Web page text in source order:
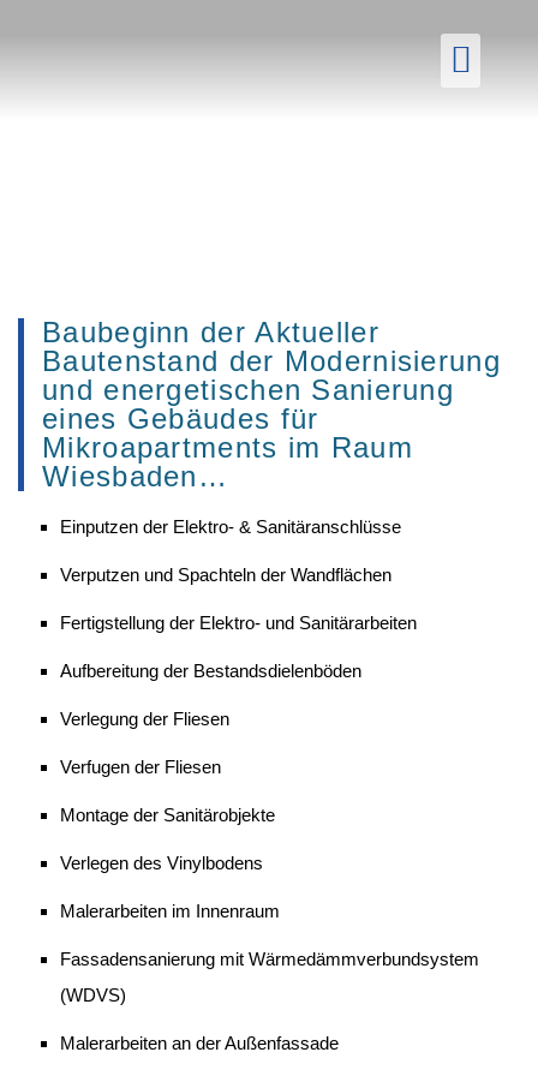
Baubeginn der Aktueller
Bautenstand der Modernisierung
und energetischen Sanierung
eines Gebäudes für
Mikroapartments im Raum
Wiesbaden…
Einputzen der Elektro- & Sanitäranschlüsse
Verputzen und Spachteln der Wandflächen
Fertigstellung der Elektro- und Sanitärarbeiten
Aufbereitung der Bestandsdielenböden
Verlegung der Fliesen
Verfugen der Fliesen
Montage der Sanitärobjekte
Verlegen des Vinylbodens
Malerarbeiten im Innenraum
Fassadensanierung mit Wärmedämmverbundsystem
(WDVS)
Malerarbeiten an der Außenfassade